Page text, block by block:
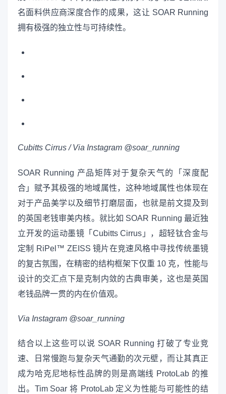
名面料供应商深度合作的成果，这让 SOAR Running
拥有极强的独立性与可持续性。
Cubitts Cirrus / Via Instagram @soar_running
SOAR Running 产品矩阵对于复杂天气的「深度配
合」赋予其极强的地域属性，这种地域属性也体现在
对于产品美学以及细节打磨层面，也就是前文提及到
的英国老钱审美内核。就比如 SOAR Running 最近独
立开发的运动墨镜「Cubitts Cirrus」，超轻钛合金与
定制 RiPel™ ZEISS 镜片在竞速风格中寻找传统墨镜
的复古氛围，在精密的结构框架下仅重 10 克，性能与
设计的交汇点下是克制内敛的古典审美，这也是英国
老钱品牌一贯的内在价值观。
Via Instagram @soar_running
结合以上这些可以说 SOAR Running 打破了专业竞
速、日常慢跑与复杂天气通勤的次元壁，而让其真正
成为哈克尼地标性品牌的则是高端线 ProtoLab 的推
出。Tim Soar 将 ProtoLab 定义为性能与可能性的结